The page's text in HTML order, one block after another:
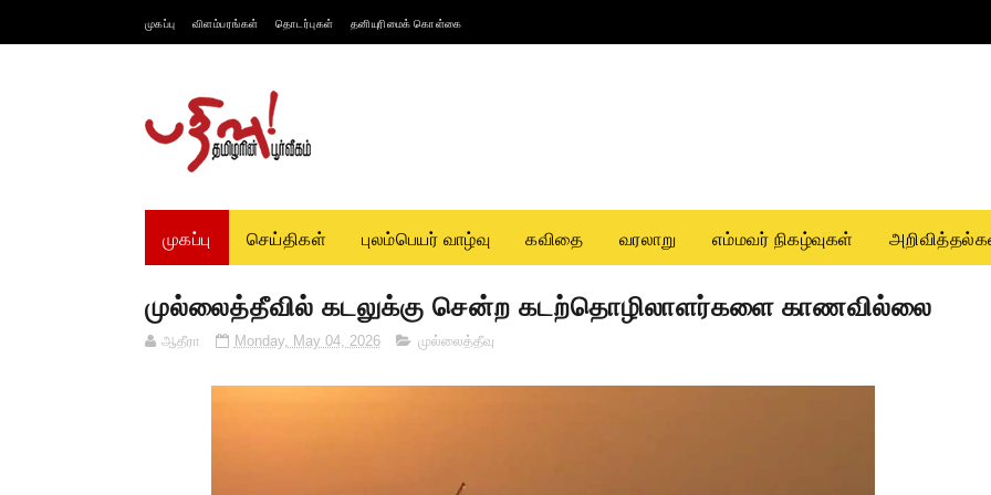
முகப்பு விளம்பரங்கள் தொடர்புகள் தனியுரிமைக் கொள்கை
முகப்பு செய்திகள் புலம்பெயர் வாழ்வு கவிதை வரலாறு எம்மவர் நிகழ்வுகள்
முல்லைத்தீவில் கடலுக்கு சென்ற கடற்தொழிலாளர்களை காணவில்லை
ஆதீரா Monday, May 04, 2026 முல்லைத்தீவு